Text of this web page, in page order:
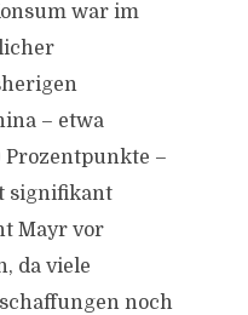
war im
– etwa
–
signifikant
Mayr vor
da viele
noch